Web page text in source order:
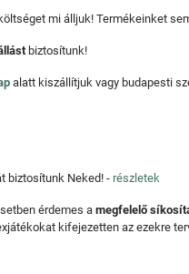
mi álljuk! Termékeinket
biztosítunk!
alatt kiszállítjuk vagy budapesti
biztosítunk Neked! - részletek
érdemes amegfelelő
kifejezetten az ezekre